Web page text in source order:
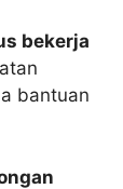
bekerja
bantuan